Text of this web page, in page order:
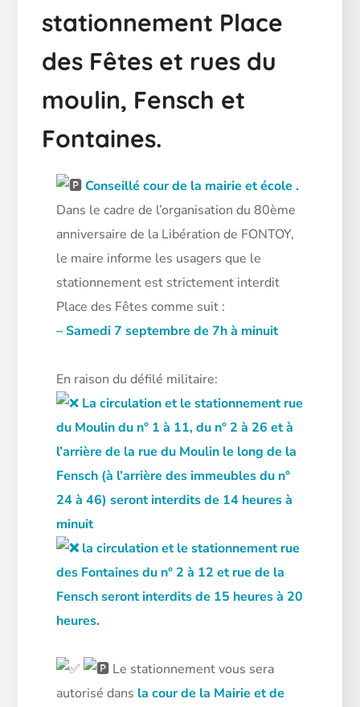
stationnement Place
des Fêtes et rues du
moulin, Fensch et
Fontaines.
Conseillé cour de la mairie et école .
Dans le cadre de l’organisation du 80ème
anniversaire de la Libération de FONTOY,
le maire informe les usagers que le
stationnement est strictement interdit
Place des Fêtes comme suit :
– Samedi 7 septembre de 7h à minuit
En raison du défilé militaire:
La circulation et le stationnement rue
du Moulin du n° 1 à 11, du n° 2 à 26 et à
l’arrière de la rue du Moulin le long de la
Fensch (à l’arrière des immeubles du n°
24 à 46) seront interdits de 14 heures à
minuit
la circulation et le stationnement rue
des Fontaines du n° 2 à 12 et rue de la
Fensch seront interdits de 15 heures à 20
heures.
Le stationnement vous sera
autorisé dans la cour de la Mairie et de